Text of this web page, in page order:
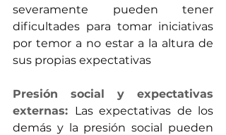
severamente pueden tener
dificultades para tomar iniciativas
por temor a no estar a la altura de
sus propias expectativas
Presión social y expectativas
externas: Las expectativas de los
demás y la presión social pueden